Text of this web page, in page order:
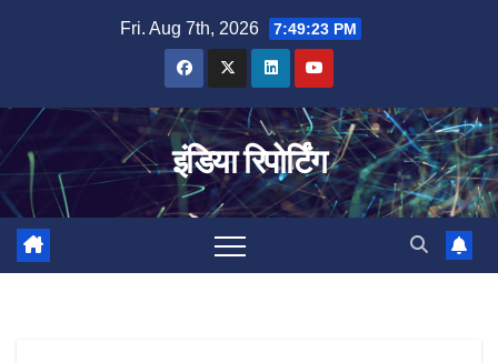
Fri. Aug 7th, 2026 7:49:23 PM
इंडिया रिपोर्टिंग